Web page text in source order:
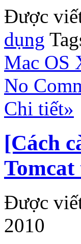
Được
dụng
Mac OS
No
Chi tiết»
[Cách
Được
2010